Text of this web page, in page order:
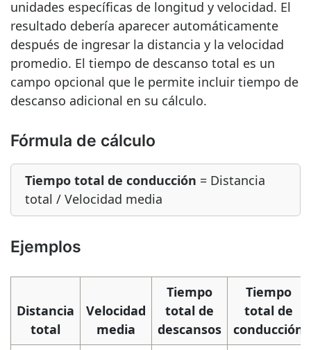
unidades específicas de longitud y velocidad. El
resultado debería aparecer automáticamente
después de ingresar la distancia y la velocidad
promedio. El tiempo de descanso total es un
campo opcional que le permite incluir tiempo de
descanso adicional en su cálculo.
Fórmula de cálculo
Tiempo total de conducción = Distancia
total / Velocidad media
Ejemplos
Distancia
total
Velocidad
media
Tiempo
total de
descansos
Tiempo
total de
conducción